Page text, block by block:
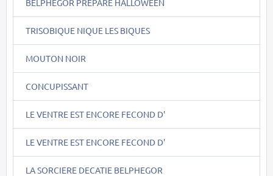
BELPHEGOR PREPARE HALLOWEEN
TRISOBIQUE NIQUE LES BIQUES
MOUTON NOIR
CONCUPISSANT
LE VENTRE EST ENCORE FECOND D'
LE VENTRE EST ENCORE FECOND D'
LA SORCIERE DECATIE BELPHEGOR